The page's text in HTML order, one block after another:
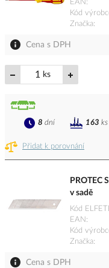
EAN
Kód
Značka
Cena s DPH
ks
Přidat k porovnání
8 dní 163 ks
PROTEC
v sadě
Kód
EAN
Kód
Značka
Cena s DPH